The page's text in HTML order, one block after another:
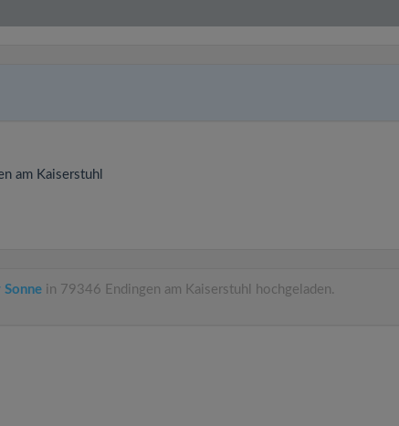
am Kaiserstuhl
in 79346 Endingen am Kaiserstuhl hochgeladen.